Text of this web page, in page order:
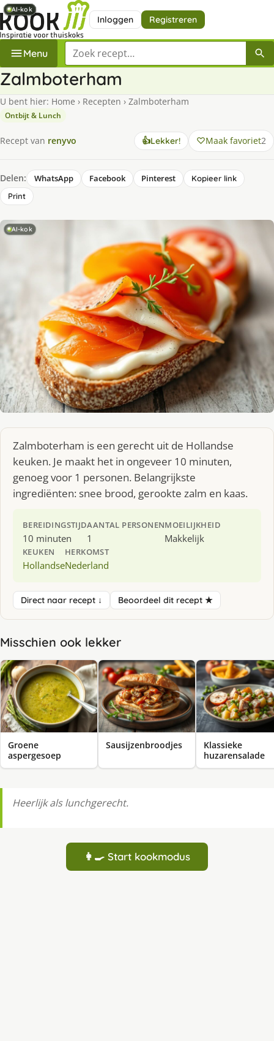
Inloggen Registreren
Menu Zoek een recept
Zalmboterham
U bent hier: Home › Recepten › Zalmboterham
Ontbijt & Lunch
Recept van renyvo 👍Lekker! Maak favoriet2
Delen: WhatsApp Facebook Pinterest
Kopieer link
Print
AI-kok
Zalmboterham is een gerecht uit de Hollandse
keuken. Je maakt het in ongeveer 10 minuten,
genoeg voor 1 personen. Belangrijkste
ingrediënten: snee brood, gerookte zalm en kaas.
BEREIDINGSTIJD
10 minuten
AANTAL PERSONEN
1
MOEILIJKHEID
Makkelijk
KEUKEN
Hollandse
HERKOMST
Nederland
Direct naar recept ↓ Beoordeel dit recept ★
Misschien ook lekker
AI-kok
Groene
aspergesoep
AI-kok
Sausijzenbroodjes
AI-kok
Klassieke
huzarensalade
AI-kok
AI-kok
Heerlijk als lunchgerecht.
👩‍🍳 Start kookmodus